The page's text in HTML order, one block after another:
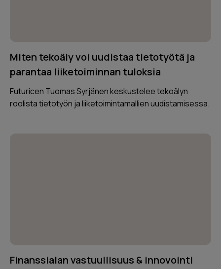
Miten tekoäly voi uudistaa tietotyötä ja
parantaa liiketoiminnan tuloksia
Futuricen Tuomas Syrjänen keskustelee tekoälyn
roolista tietotyön ja liiketoimintamallien uudistamisessa.
Finanssialan vastuullisuus & innovointi